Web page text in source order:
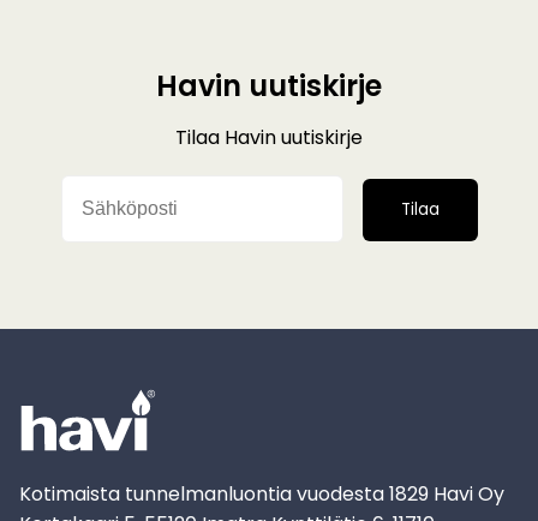
Havin uutiskirje
Tilaa Havin uutiskirje
Tilaa
Kotimaista tunnelmanluontia vuodesta 1829 Havi Oy